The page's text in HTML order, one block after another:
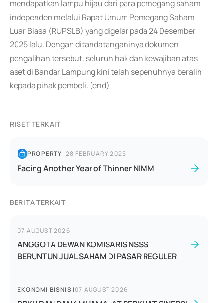
mendapatkan lampu hijau dari para pemegang saham
independen melalui Rapat Umum Pemegang Saham
Luar Biasa (RUPSLB) yang digelar pada 24 Desember
2025 lalu. Dengan ditandatanganinya dokumen
pengalihan tersebut, seluruh hak dan kewajiban atas
aset di Bandar Lampung kini telah sepenuhnya beralih
kepada pihak pembeli. (end)
RISET TERKAIT
PROPERTY|28 FEBRUARY 2025
Facing Another Year of Thinner NIMM
BERITA TERKAIT
07 AUGUST 2026
ANGGOTA DEWAN KOMISARIS NSSS
BERUNTUN JUAL SAHAM DI PASAR REGULER
EKONOMI BISNIS |07 AUGUST 2026